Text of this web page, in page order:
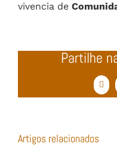
vivencia de
Partilhe
Artigos relacionados